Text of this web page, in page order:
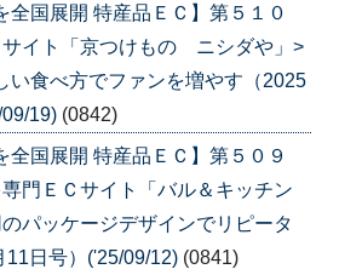
全国展開 特産品ＥＣ】第５１０
イト「京つけもの ニシダや」>
食べ方でファンを増やす（2025
19) (0842)
全国展開 特産品ＥＣ】第５０９
門ＥＣサイト「バル＆キッチン
パッケージデザインでリピータ
日号）('25/09/12) (0841)